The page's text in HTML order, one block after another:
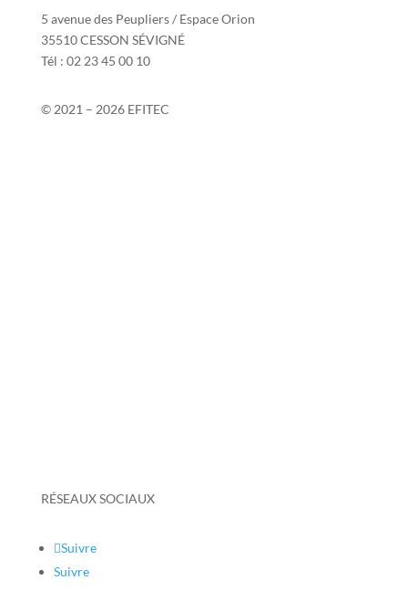
5 avenue des Peupliers / Espace Orion
35510 CESSON SÉVIGNÉ
Tél : 02 23 45 00 10
© 2021 – 2026 EFITEC
RÉSEAUX SOCIAUX
Suivre
Suivre